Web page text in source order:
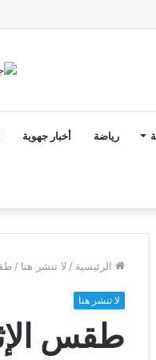
الاجتماعية والمجالية خيار استراتيجي للبلاد
رياضة أخبار جهوية
الرئيسية / لا تنشر هنا /
لا تنشر هنا
طقس